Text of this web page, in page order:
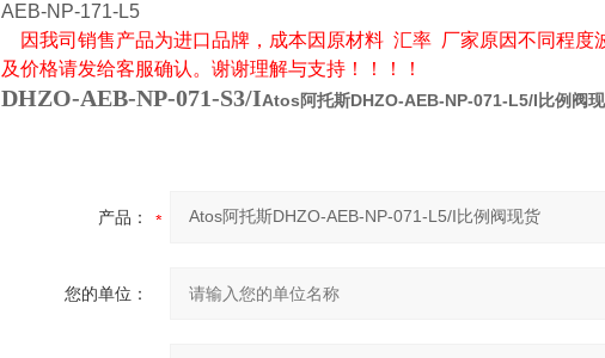
AEB-NP-171-L5
因我司销售产品为进口品牌，成本因原材料 汇率 厂家原因不同程
及价格请发给客服确认。谢谢理解与支持！！！！
DHZO-AEB-NP-071-S3/IAtos阿托斯DHZO-AEB-NP-071-L5/I比例阀
产品：
您的单位：